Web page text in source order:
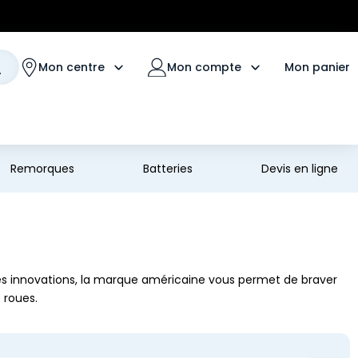
Mon centre Mon compte Mon panier
Remorques Batteries Devis en ligne
innovations, la marque américaine vous permet de braver